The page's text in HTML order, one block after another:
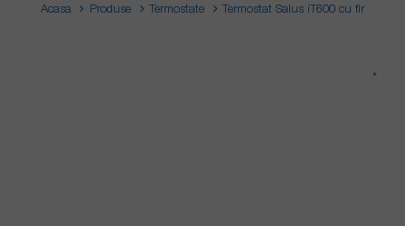
Acasa Produse Termostate Termostat Salus iT600 cu fir
*
*